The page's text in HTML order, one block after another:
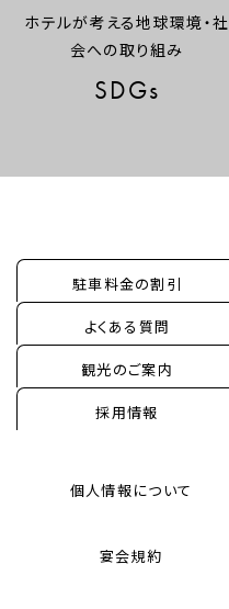
ホテルが考える地球環境・社
会への取り組み
SDGs
駐車料金の割引
よくある質問
観光のご案内
採用情報
個人情報について
宴会規約